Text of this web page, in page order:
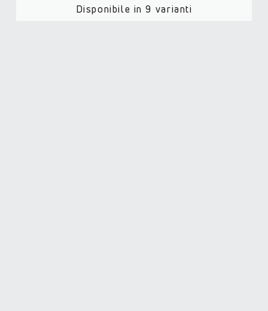
Disponibile in 9 varianti